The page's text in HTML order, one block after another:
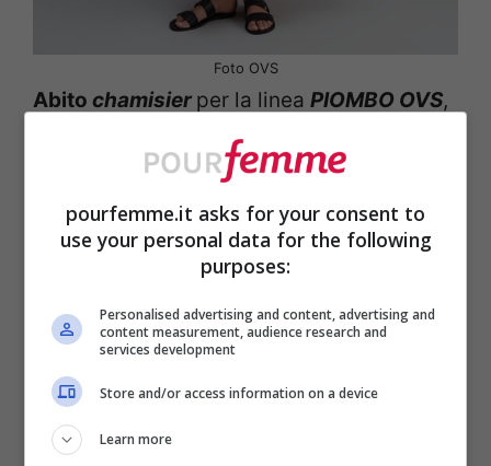
Foto OVS
Abito chamisier per la linea PIOMBO OVS,
in un meraviglioso punto di
balze. Pratico e grazioso come
copricostume, si sposa benissimo con una
borse mare di tendenza
ed un paio di
Abiti lunghi per la spiaggia
pourfemme.it asks for your consent to
use your personal data for the following
purposes:
Personalised advertising and content, advertising and
content measurement, audience research and
services development
Store and/or access information on a device
Learn more